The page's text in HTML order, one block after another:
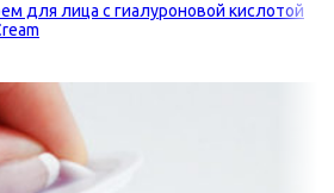
для лица с гиалуроновой кислотой